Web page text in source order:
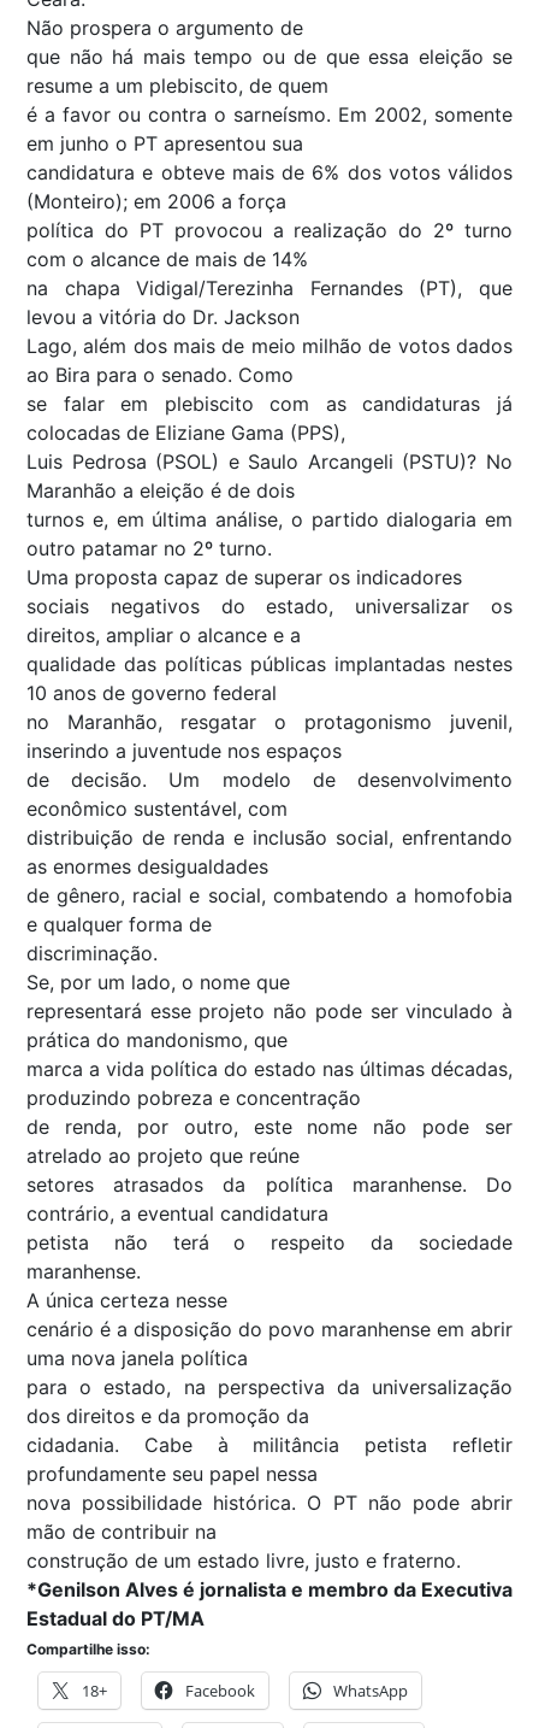
Não prospera o argumento de
que não há mais tempo ou de que essa eleição se
resume a um plebiscito, de quem
é a favor ou contra o sarneísmo. Em 2002, somente
em junho o PT apresentou sua
candidatura e obteve mais de 6% dos votos válidos
(Monteiro); em 2006 a força
política do PT provocou a realização do 2º turno
com o alcance de mais de 14%
na chapa Vidigal/Terezinha Fernandes (PT), que
levou a vitória do Dr. Jackson
Lago, além dos mais de meio milhão de votos dados
ao Bira para o senado. Como
se falar em plebiscito com as candidaturas já
colocadas de Eliziane Gama (PPS),
Luis Pedrosa (PSOL) e Saulo Arcangeli (PSTU)? No
Maranhão a eleição é de dois
turnos e, em última análise, o partido dialogaria em
outro patamar no 2º turno.
Uma proposta capaz de superar os indicadores
sociais negativos do estado, universalizar os
direitos, ampliar o alcance e a
qualidade das políticas públicas implantadas nestes
10 anos de governo federal
no Maranhão, resgatar o protagonismo juvenil,
inserindo a juventude nos espaços
de decisão. Um modelo de desenvolvimento
econômico sustentável, com
distribuição de renda e inclusão social, enfrentando
as enormes desigualdades
de gênero, racial e social, combatendo a homofobia
e qualquer forma de
discriminação.
Se, por um lado, o nome que
representará esse projeto não pode ser vinculado à
prática do mandonismo, que
marca a vida política do estado nas últimas décadas,
produzindo pobreza e concentração
de renda, por outro, este nome não pode ser
atrelado ao projeto que reúne
setores atrasados da política maranhense. Do
contrário, a eventual candidatura
petista não terá o respeito da sociedade
maranhense.
A única certeza nesse
cenário é a disposição do povo maranhense em abrir
uma nova janela política
para o estado, na perspectiva da universalização
dos direitos e da promoção da
cidadania. Cabe à militância petista refletir
profundamente seu papel nessa
nova possibilidade histórica. O PT não pode abrir
mão de contribuir na
construção de um estado livre, justo e fraterno.
*Genilson Alves é jornalista e membro da Executiva
Estadual do PT/MA
Compartilhe isso:
18+ Facebook WhatsApp